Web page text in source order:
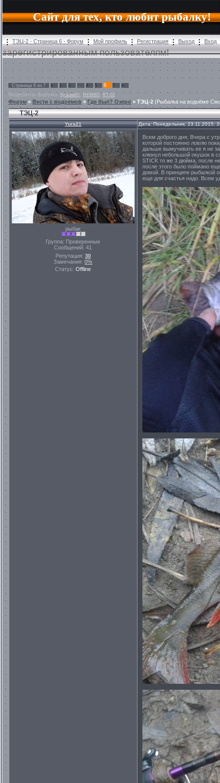
Сайт для тех, кто любит рыбалку!
ТЭЦ-2 - Страница 6 - Форум Мой профиль Регистрация Выход Вход
зарегистрированным пользователям!
Страница 6 из 7 « 1 2 … 4 5 6 7 »
Модератор форума: Кузьма67 REMBO , RT-02
Форум» Вести с водоёмов »Где был? Озеро» ТЭЦ-2 (Рыбалка на водоёме
ТЭЦ-2
Yura21 Дата: Понедельник, 23.11.2015,
рыбак
Группа: Проверенные
Сообщений:41
Репутация: 30
Замечания:0%
Статус:Offline
Всем доброго дня, Вчера с
которой постоянно ловлю
дальше вымучивать ее я не
клюнул небольшой окушок в
STICK то же 3 дюйма, после
после этого было поймано
домой. В принципе рыбалкой
еще для счастья надо. Всем